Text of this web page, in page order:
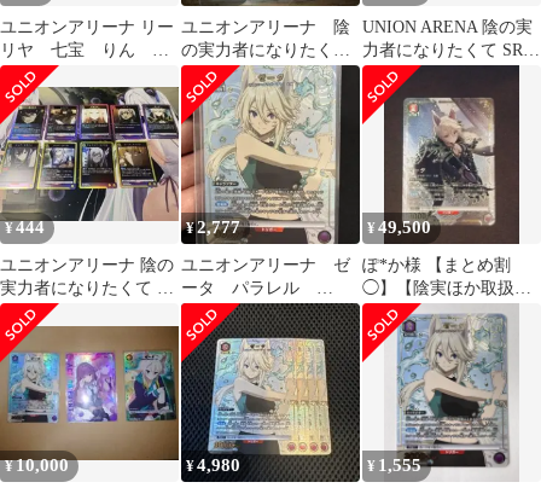
ユニオンアリーナ リー
リヤ 七宝 りん ベ
ータ ローズ デル
タ イサム アルファ
ユニオンアリーナ 陰
の実力者になりたく
て ゼータ パラレ
ル Ｒ★
UNION ARENA 陰の実
力者になりたくて SR
R☆ゼータその他
¥444
ユニオンアリーナ 陰の
実力者になりたくて R
セット
¥2,777
ユニオンアリーナ ゼ
ータ パラレル
R★ 陰の実力者にな
りたくて！
¥49,500
ぽ*か様 【まとめ割
◯】【陰実ほか取扱
◯】ゼータ(KJN-1-066)
R★★
¥10,000 ¥4,980 ¥ 1,555